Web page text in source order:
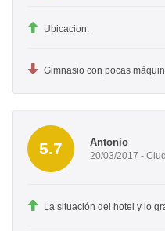
Ubicacion.
Gimnasio con pocas
5.7 Antonio
20/03/2017 -
La situación del hotel y lo